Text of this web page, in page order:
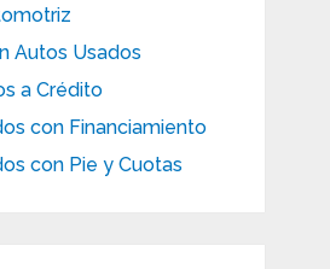
Autos Usados
a Crédito
con Financiamiento
con Pie y Cuotas